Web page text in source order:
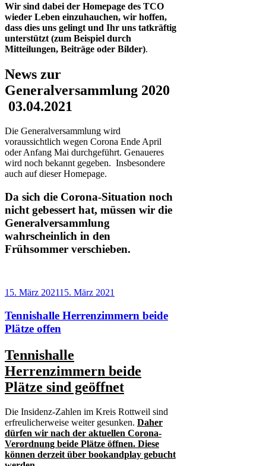
Wir sind dabei der Homepage des TCO
wieder Leben einzuhauchen, wir hoffen,
dass dies uns gelingt und Ihr uns tatkräftig
unterstützt (zum Beispiel durch
Mitteilungen, Beiträge oder Bilder).
News zur
Generalversammlung 2020
03.04.2021
Die Generalversammlung wird
voraussichtlich wegen Corona Ende April
oder Anfang Mai durchgeführt. Genaueres
wird noch bekannt gegeben. Insbesondere
auch auf dieser Homepage.
Da sich die Corona-Situation noch
nicht gebessert hat, müssen wir die
Generalversammlung
wahrscheinlich in den
Frühsommer verschieben.
Veröffentlicht
15. März 202115. März 2021
Tennishalle Herrenzimmern beide
Plätze offen
Tennishalle
Herrenzimmern beide
Plätze sind geöffnet
Die Insidenz-Zahlen im Kreis Rottweil sind
erfreulicherweise weiter gesunken. Daher
dürfen wir nach der aktuellen Corona-
Verordnung beide Plätze öffnen. Diese
können derzeit über bookandplay gebucht